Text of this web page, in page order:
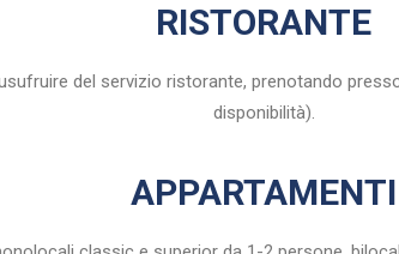
RISTORANTE
del servizio ristorante, prenotando
disponibilità).
APPARTAMENTI